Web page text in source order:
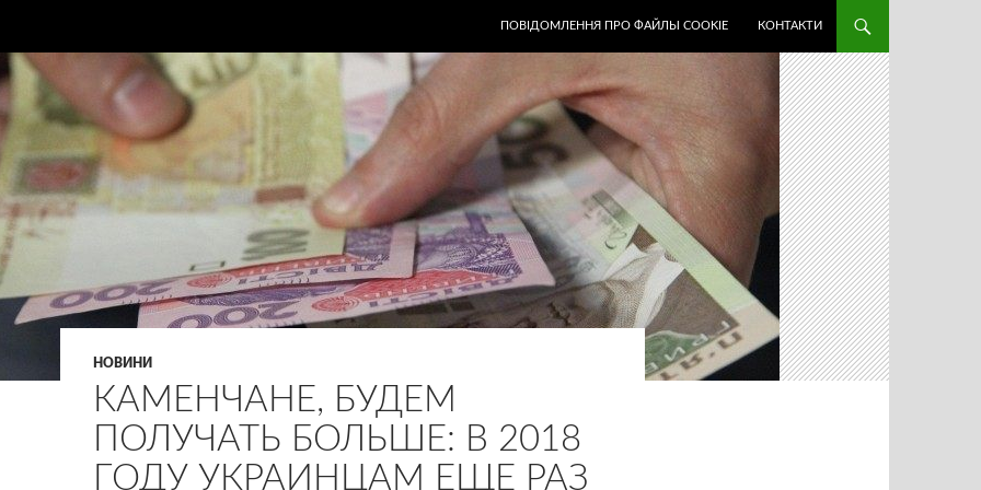
ПОВІДОМЛЕННЯ ПРО ФАЙЛЫ COOKIE КОНТАКТИ
НОВИНИ
КАМЕНЧАНЕ, БУДЕМ
ПОЛУЧАТЬ БОЛЬШЕ: В 2018
ГОДУ УКРАИНЦАМ ЕЩЕ РАЗ